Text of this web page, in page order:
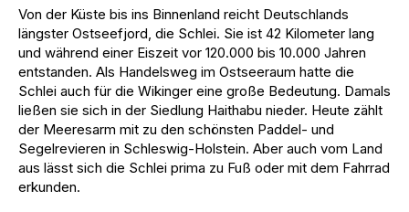
Von der Küste bis ins Binnenland reicht Deutschlands
längster Ostseefjord, die Schlei. Sie ist 42 Kilometer lang
und während einer Eiszeit vor 120.000 bis 10.000 Jahren
entstanden. Als Handelsweg im Ostseeraum hatte die
Schlei auch für die Wikinger eine große Bedeutung. Damals
ließen sie sich in der Siedlung Haithabu nieder. Heute zählt
der Meeresarm mit zu den schönsten Paddel- und
Segelrevieren in Schleswig-Holstein. Aber auch vom Land
aus lässt sich die Schlei prima zu Fuß oder mit dem Fahrrad
erkunden.